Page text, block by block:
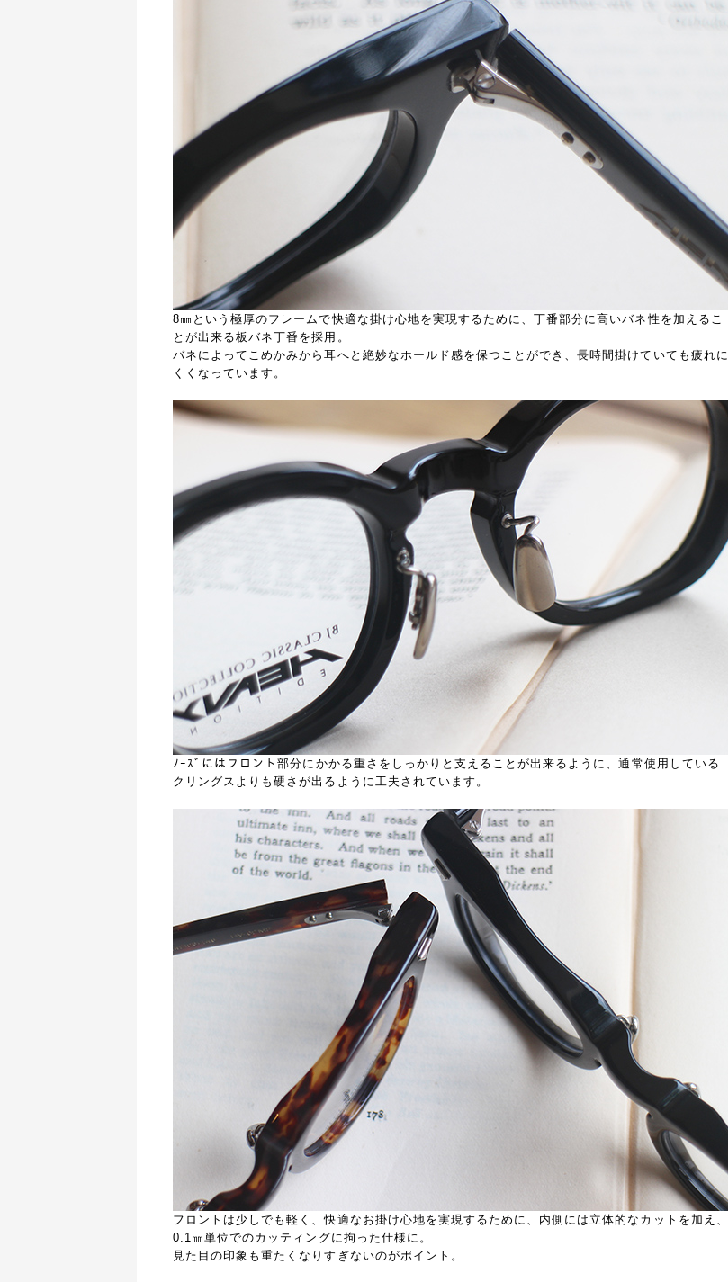
8㎜という極厚のフレームで快適な掛け心地を実現するために、丁番部分に高いバネ性を加えるこ
とが出来る板バネ丁番を採用。
バネによってこめかみから耳へと絶妙なホールド感を保つことができ、長時間掛けていても疲れに
くくなっています。
ﾉｰｽﾞにはフロント部分にかかる重さをしっかりと支えることが出来るように、通常使用している
クリングスよりも硬さが出るように工夫されています。
フロントは少しでも軽く、快適なお掛け心地を実現するために、内側には立体的なカットを加え、
0.1㎜単位でのカッティングに拘った仕様に。
見た目の印象も重たくなりすぎないのがポイント。